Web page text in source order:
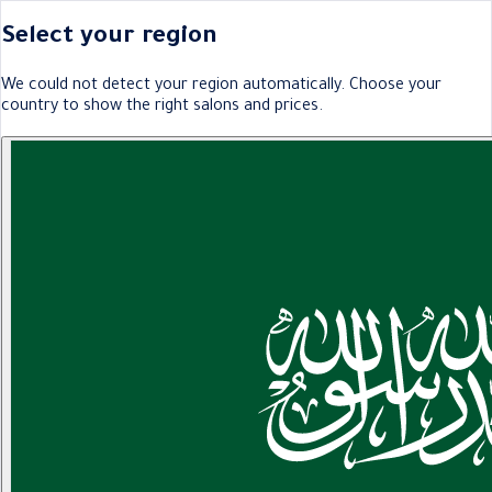
Select your region
We could not detect your region automatically. Choose your
country to show the right salons and prices.